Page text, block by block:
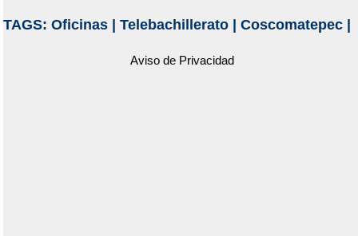
TAGS: Oficinas| Telebachillerato| Coscomatepec|
Aviso de Privacidad